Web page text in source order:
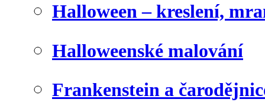
Halloween – kreslení,
Halloweenské malování
Frankenstein a